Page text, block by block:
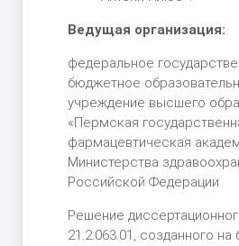
Ведущая организация:
федеральное
бюджетное
учреждение высшего
«Пермская
фармацевтическая
Министерства
Российской Федерации
Решение
21.2.063.01, созданного на